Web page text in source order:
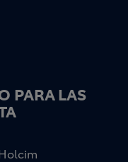
PARA LAS